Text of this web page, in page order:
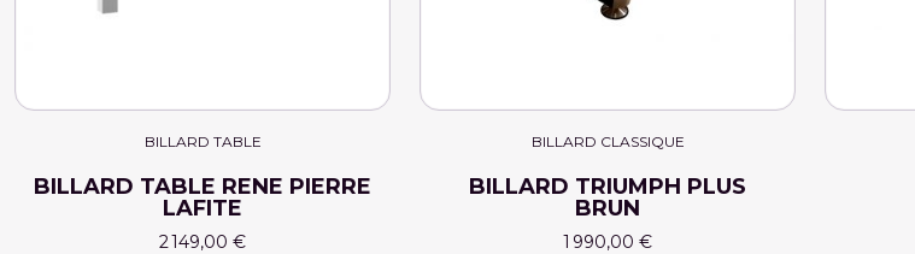
BILLARD TABLE
BILLARD TABLE RENE PIERRE
LAFITE
2 149,00 €
BILLARD CLASSIQUE
BILLARD TRIUMPH PLUS
BRUN
1 990,00 €